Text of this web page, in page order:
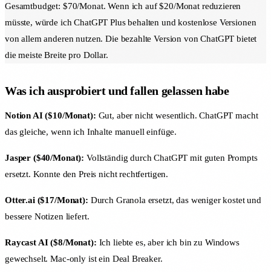
Gesamtbudget: $70/Monat. Wenn ich auf $20/Monat reduzieren
müsste, würde ich ChatGPT Plus behalten und kostenlose Versionen
von allem anderen nutzen. Die bezahlte Version von ChatGPT bietet
die meiste Breite pro Dollar.
Was ich ausprobiert und fallen gelassen habe
Notion AI ($10/Monat): Gut, aber nicht wesentlich. ChatGPT macht
das gleiche, wenn ich Inhalte manuell einfüge.
Jasper ($40/Monat): Vollständig durch ChatGPT mit guten Prompts
ersetzt. Konnte den Preis nicht rechtfertigen.
Otter.ai ($17/Monat): Durch Granola ersetzt, das weniger kostet und
bessere Notizen liefert.
Raycast AI ($8/Monat): Ich liebte es, aber ich bin zu Windows
gewechselt. Mac-only ist ein Deal Breaker.